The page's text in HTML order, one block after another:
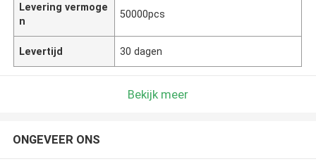
Levering vermoge
n
50000pcs
Levertijd 30 dagen
Bekijk meer
ONGEVEER ONS